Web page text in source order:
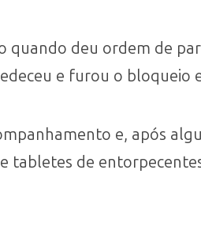
quando deu ordem de
e furou o bloqueio
e, após
tabletes de